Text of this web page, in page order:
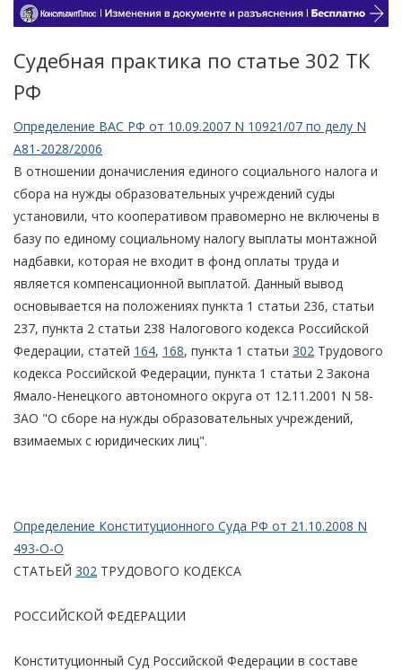
Судебная практика по статье 302 TК
РФ
Определение ВАС РФ от 10.09.2007 N 10921/07 по делу N
А81-2028/2006
В отношении доначисления единого социального налога и
сбора на нужды образовательных учреждений суды
установили, что кооперативом правомерно не включены в
базу по единому социальному налогу выплаты монтажной
надбавки, которая не входит в фонд оплаты труда и
является компенсационной выплатой. Данный вывод
основывается на положениях пункта 1 статьи 236, статьи
237, пункта 2 статьи 238 Налогового кодекса Российской
Федерации, статей 164, 168, пункта 1 статьи 302 Трудового
кодекса Российской Федерации, пункта 1 статьи 2 Закона
Ямало-Ненецкого автономного округа от 12.11.2001 N 58-
ЗАО "О сборе на нужды образовательных учреждений,
взимаемых с юридических лиц".
Определение Конституционного Суда РФ от 21.10.2008 N
493-О-О
СТАТЬЕЙ 302 ТРУДОВОГО КОДЕКСА
РОССИЙСКОЙ ФЕДЕРАЦИИ
Конституционный Суд Российской Федерации в составе